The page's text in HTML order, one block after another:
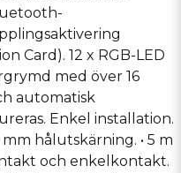
Card). 12 x RGB-LED
med över 16
automatisk
Enkel installation.
hålutskärning. • 5 m
och enkelkontakt.